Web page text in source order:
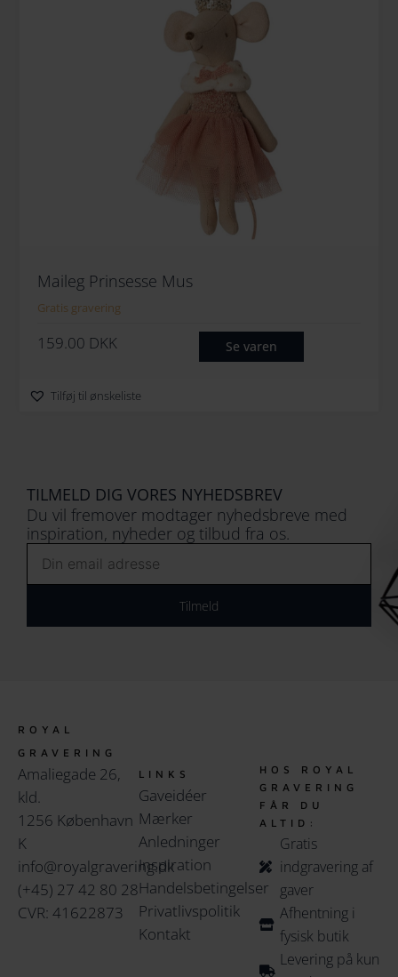
Maileg Prinsesse Mus
Gratis gravering
159.00 DKK Se varen
Tilføj til ønskeliste
TILMELD DIG VORES NYHEDSBREV
Du vil fremover modtager nyhedsbreve med
inspiration, nyheder og tilbud fra os.
Email
Tilmeld
ROYAL
GRAVERING
Amaliegade 26,
kld.
1256 København
K
info@royalgravering.dk
(+45) 27 42 80 28
CVR: 41622873
LINKS
Gaveidéer
Mærker
Anledninger
Inspiration
Handelsbetingelser
Privatlivspolitik
Kontakt
HOS ROYAL
GRAVERING
FÅR DU
ALTID:
Gratis
indgravering af
gaver
Afhentning i
fysisk butik
Levering på kun